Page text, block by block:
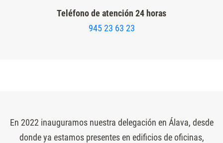
Teléfono de atención 24 horas
945 23 63 23
En 2022 inauguramos nuestra delegación en Álava, desde
donde ya estamos presentes en edificios de oficinas,